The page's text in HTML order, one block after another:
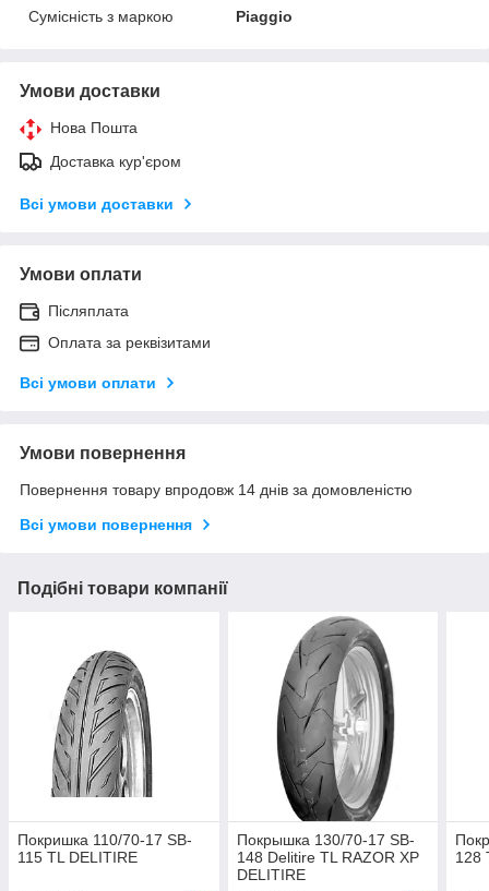
Сумісність з маркою
Piaggio
Умови доставки
Нова Пошта
Доставка кур'єром
Всі умови доставки
Умови оплати
Післяплата
Оплата за реквізитами
Всі умови оплати
Умови повернення
Повернення товару впродовж 14 днів за домовленістю
Всі умови повернення
Подібні товари компанії
Покришка 110/70-17 SB-
115 TL DELITIRE
Покрышка 130/70-17 SB-
148 Delitire TL RAZOR XP
DELITIRE
128